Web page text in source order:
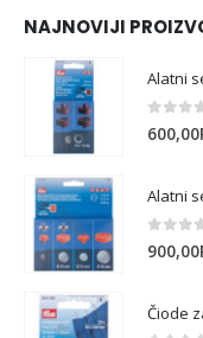
NAJNOVIJI
Alatni
0 out
600,00
Alatni
900,00
Čiode